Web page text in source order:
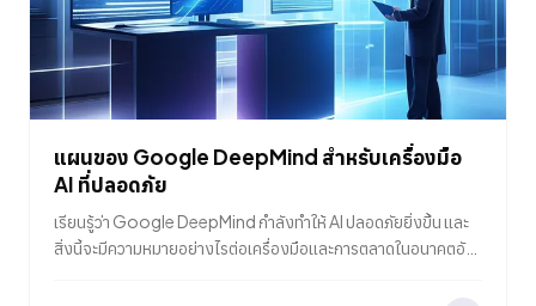
แผนของ Google DeepMind สำหรับเครื่องมือ
AI ที่ปลอดภัย
เรียนรู้ว่า Google DeepMind กำลังทำให้ AI ปลอดภัยยิ่งขึ้น และ
สิ่งนี้จะมีความหมายอย่างไรต่อเครื่องมือและการตลาดในอนาคตอัน